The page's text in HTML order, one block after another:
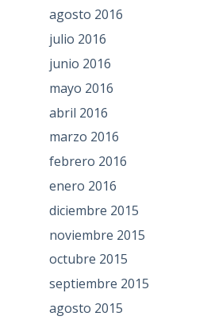
agosto 2016
julio 2016
junio 2016
mayo 2016
abril 2016
marzo 2016
febrero 2016
enero 2016
diciembre 2015
noviembre 2015
octubre 2015
septiembre 2015
agosto 2015